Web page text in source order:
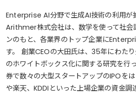
Enterprise AI分野で生成AI技術の利用が
Arithmer株式会社は、数学を使って社会
ンのもと、各業界のトップ企業に
す。 創業CEOの大田氏は、35年にわた
のホワイトボックス化に関する研究を行
券で数々の大型スタートアップのIPOを
や楽天、KDDIといった上場企業の資金調